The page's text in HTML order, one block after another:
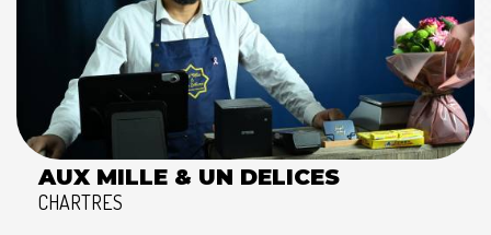
AUX MILLE & UN DELICES
CHARTRES